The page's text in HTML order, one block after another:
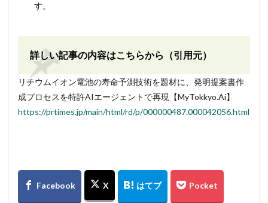
す。
詳しい記事の内容はこちらから（引用元）
リチウムイオン電池の寿命予測技術を題材に、発明提案書作
成プロセスを特許AIエージェントで再現【MyTokkyo.Ai】
https://prtimes.jp/main/html/rd/p/000000487.000042056.html